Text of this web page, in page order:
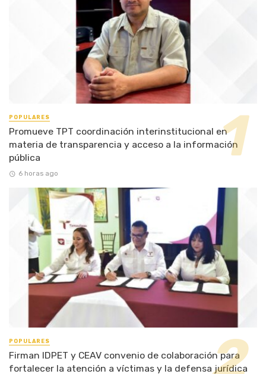
POPULARES
Promueve TPT coordinación interinstitucional en
materia de transparencia y acceso a la información
pública
6 horas ago
POPULARES
Firman IDPET y CEAV convenio de colaboración para
fortalecer la atención a víctimas y la defensa jurídica